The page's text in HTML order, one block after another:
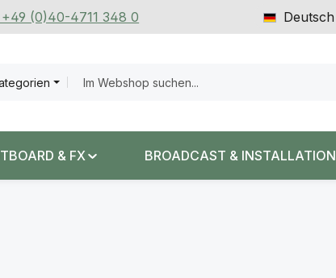
+49 (0)40-4711 348 0 Deutsch
& FX BROADCAST & INSTALLATION